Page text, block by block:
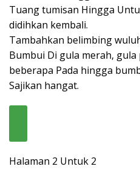
Tuang tumisan Hingga
didihkan kembali.
Tambahkan belimbing
Bumbui Di gula merah, gula
beberapa Pada hingga
Sajikan hangat.
Halaman 2 Untuk 2